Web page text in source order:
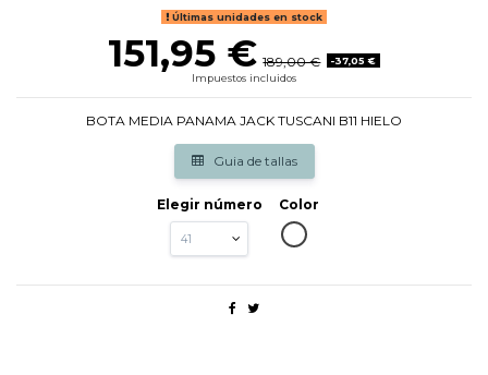
Últimas unidades en stock
151,95 € 189,00 €
-37,05 €
Impuestos incluidos
BOTA MEDIA PANAMA JACK TUSCANI B11 HIELO
Guia de tallas
Elegir número
Color
BLANCO